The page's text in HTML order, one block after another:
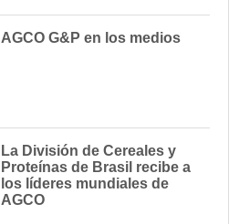
AGCO G&P en los medios
La División de Cereales y
Proteínas de Brasil recibe a
los líderes mundiales de
AGCO